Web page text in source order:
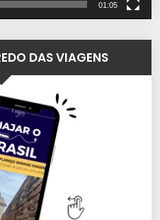
01:05
DAS VIAGENS